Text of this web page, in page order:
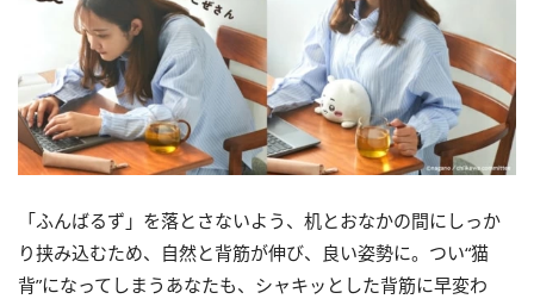
「ふんばるず」を落とさないよう、机とおなかの間にしっか
り挟み込むため、自然と背筋が伸び、良い姿勢に。つい“猫
背”になってしまうあなたも、シャキッとした背筋に早変わ